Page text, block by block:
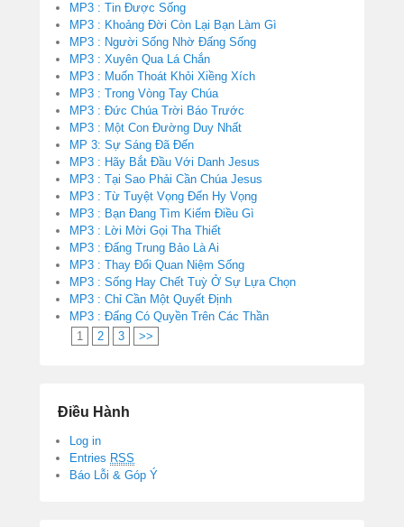
MP3 : Tin Được Sống
MP3 : Khoảng Đời Còn Lại Bạn Làm Gì
MP3 : Người Sống Nhờ Đấng Sống
MP3 : Xuyên Qua Lá Chắn
MP3 : Muốn Thoát Khỏi Xiềng Xích
MP3 : Trong Vòng Tay Chúa
MP3 : Đức Chúa Trời Báo Trước
MP3 : Một Con Đường Duy Nhất
MP 3: Sự Sáng Đã Đến
MP3 : Hãy Bắt Đầu Với Danh Jesus
MP3 : Tại Sao Phải Cần Chúa Jesus
MP3 : Từ Tuyệt Vọng Đến Hy Vọng
MP3 : Bạn Đang Tìm Kiếm Điều Gì
MP3 : Lời Mời Gọi Tha Thiết
MP3 : Đấng Trung Bảo Là Ai
MP3 : Thay Đổi Quan Niệm Sống
MP3 : Sống Hay Chết Tuỳ Ở Sự Lựa Chọn
MP3 : Chỉ Cần Một Quyết Định
MP3 : Đấng Có Quyền Trên Các Thần
1
2 3 >>
Điều Hành
Log in
Entries RSS
Báo Lỗi & Góp Ý